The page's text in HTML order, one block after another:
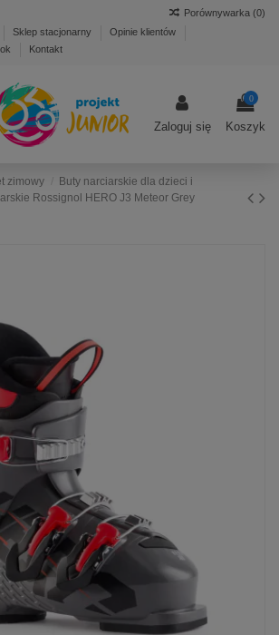
Sklep stacjonarny
Opinie klientów
Kontakt
Porównywarka (0)
Zaloguj się
0
Koszyk
zimowy
Buty narciarskie dla dzieci i
Rossignol HERO J3 Meteor Grey